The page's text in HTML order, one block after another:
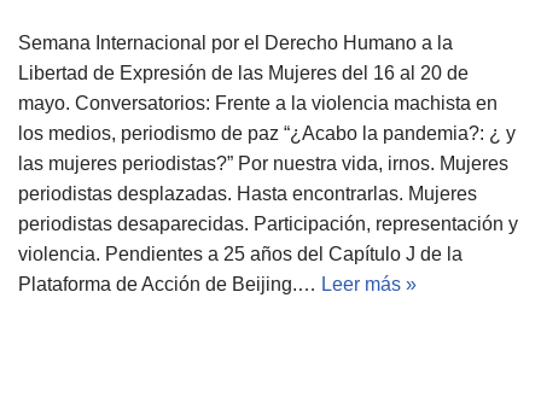
Semana Internacional por el Derecho Humano a la
Libertad de Expresión de las Mujeres del 16 al 20 de
mayo. Conversatorios: Frente a la violencia machista en
los medios, periodismo de paz “¿Acabo la pandemia?: ¿ y
las mujeres periodistas?” Por nuestra vida, irnos. Mujeres
periodistas desplazadas. Hasta encontrarlas. Mujeres
periodistas desaparecidas. Participación, representación y
violencia. Pendientes a 25 años del Capítulo J de la
Plataforma de Acción de Beijing.… Leer más »